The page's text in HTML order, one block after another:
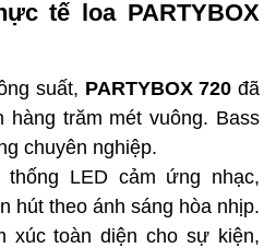
tế loa PARTYBOX
suất, PARTYBOX 720 đã
hàng trăm mét vuông. Bass
chuyên nghiệp.
LED cảm ứng nhạc,
hút theo ánh sáng hòa nhịp.
xúc toàn diện cho sự kiện,